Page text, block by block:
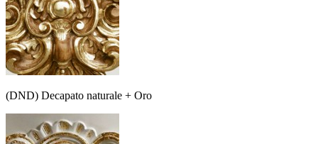
(DND) Decapato naturale + Oro